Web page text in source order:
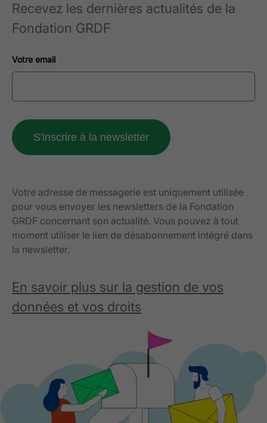
Recevez les dernières actualités de la
Fondation GRDF
Votre email
Votre adresse de messagerie est uniquement utilisée
pour vous envoyer les newsletters de la Fondation
GRDF concernant son actualité. Vous pouvez à tout
moment utiliser le lien de désabonnement intégré dans
la newsletter.
En savoir plus sur la gestion de vos
données et vos droits